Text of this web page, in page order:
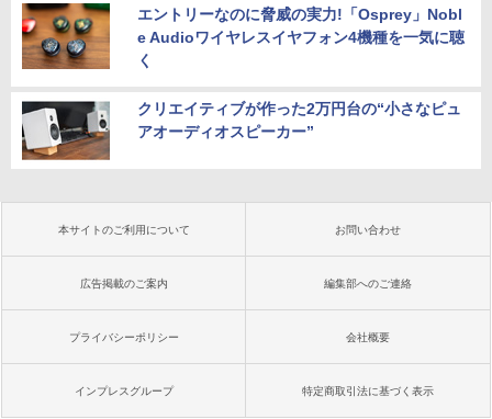
エントリーなのに脅威の実力!「Osprey」Nobl
e Audioワイヤレスイヤフォン4機種を一気に聴
く
クリエイティブが作った2万円台の“小さなピュ
アオーディオスピーカー”
本サイトのご利用について お問い合わせ
広告掲載のご案内 編集部へのご連絡
プライバシーポリシー 会社概要
インプレスグループ 特定商取引法に基づく表示